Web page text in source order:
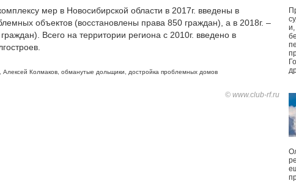
мер в Новосибирской области в 2017г. введены в
объектов (восстановлены права 850 граждан), а в 2018г. –
Всего на территории региона с 2010г. введено в
Алексей Колмаков обманутые дольщики достройка проблемных домов
© www.club-rf.ru